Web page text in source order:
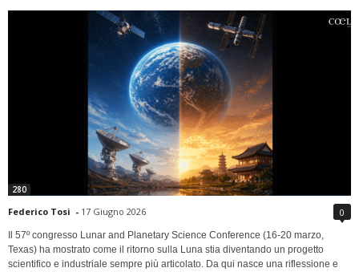
280
Federico Tosi - 17 Giugno 2026 0
Il 57º congresso Lunar and Planetary Science Conference (16-20 marzo,
Texas) ha mostrato come il ritorno sulla Luna stia diventando un progetto
scientifico e industriale sempre più articolato. Da qui nasce una riflessione e